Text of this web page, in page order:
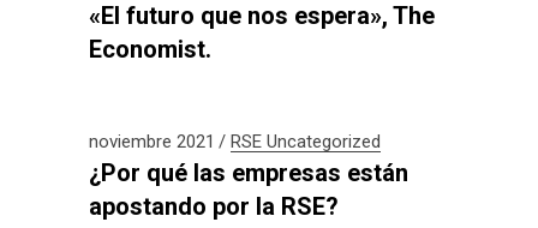
«El futuro que nos espera», The
Economist.
noviembre 2021 RSE Uncategorized
¿Por qué las empresas están
apostando por la RSE?